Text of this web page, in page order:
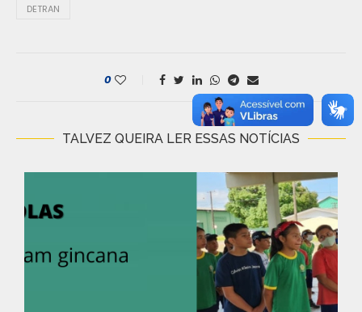
DETRAN
0
TALVEZ QUEIRA LER ESSAS NOTÍCIAS